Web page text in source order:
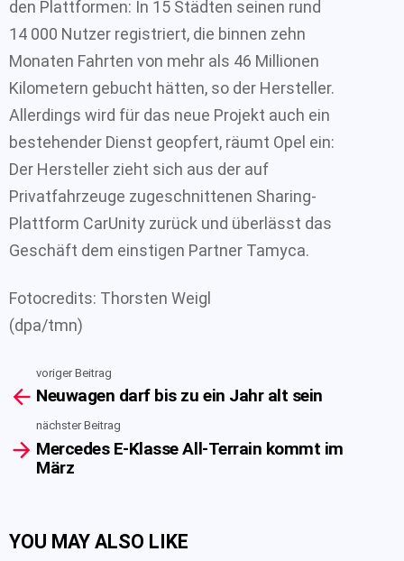
den Plattformen: In 15 Städten seinen rund
14 000 Nutzer registriert, die binnen zehn
Monaten Fahrten von mehr als 46 Millionen
Kilometern gebucht hätten, so der Hersteller.
Allerdings wird für das neue Projekt auch ein
bestehender Dienst geopfert, räumt Opel ein:
Der Hersteller zieht sich aus der auf
Privatfahrzeuge zugeschnittenen Sharing-
Plattform CarUnity zurück und überlässt das
Geschäft dem einstigen Partner Tamyca.
Fotocredits: Thorsten Weigl
(dpa/tmn)
more
voriger Beitrag
Neuwagen darf bis zu ein Jahr alt sein
nächster Beitrag
Mercedes E-Klasse All-Terrain kommt im
März
YOU MAY ALSO LIKE